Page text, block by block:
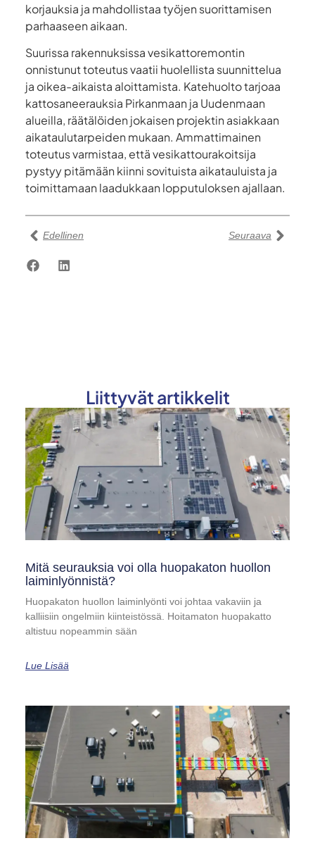
korjauksia ja mahdollistaa työjen suorittamisen
parhaaseen aikaan.
Suurissa rakennuksissa vesikattoremontin
onnistunut toteutus vaatii huolellista suunnittelua
ja oikea-aikaista aloittamista. Katehuolto tarjoaa
kattosaneerauksia Pirkanmaan ja Uudenmaan
alueilla, räätälöiden jokaisen projektin asiakkaan
aikataulutarpeiden mukaan. Ammattimainen
toteutus varmistaa, että vesikattourakoitsija
pystyy pitämään kiinni sovituista aikatauluista ja
toimittamaan laadukkaan lopputuloksen ajallaan.
Edellinen Seuraava
Liittyvät artikkelit
Mitä seurauksia voi olla huopakaton huollon
laiminlyönnistä?
Huopakaton huollon laiminlyönti voi johtaa vakaviin ja
kalliisiin ongelmiin kiinteistössä. Hoitamaton huopakatto
altistuu nopeammin sään
Lue Lisää